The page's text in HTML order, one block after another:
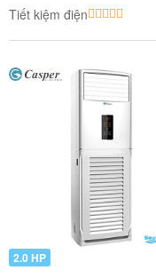
Tiết kiệm điện
2.0 HP